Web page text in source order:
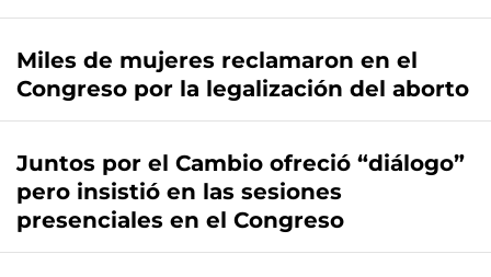
Miles de mujeres reclamaron en el
Congreso por la legalización del aborto
Juntos por el Cambio ofreció “diálogo”
pero insistió en las sesiones
presenciales en el Congreso